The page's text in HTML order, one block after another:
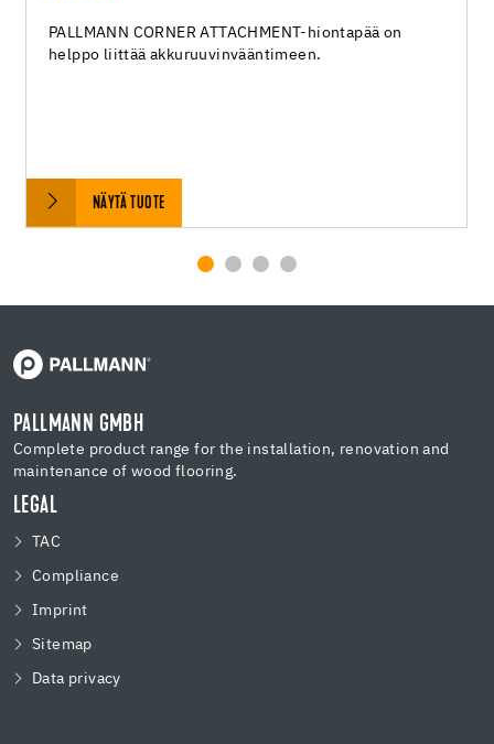
PALLMANN CORNER ATTACHMENT-hiontapää on
helppo liittää akkuruuvinvääntimeen.
NÄYTÄ TUOTE
PALLMANN GMBH
Complete product range for the installation, renovation and
maintenance of wood flooring.
LEGAL
TAC
Compliance
Imprint
Sitemap
Data privacy